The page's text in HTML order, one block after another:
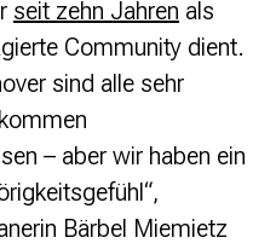
seit zehn Jahren als
Community dient.
sind alle sehr
– aber wir haben ein
Bärbel Miemietz